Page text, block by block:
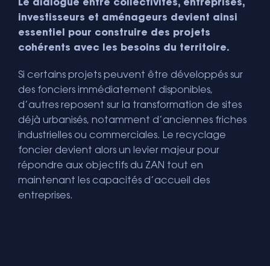
Le dialogue entre collectivités, entreprises,
investisseurs et aménageurs devient ainsi
essentiel pour construire des projets
cohérents avec les besoins du territoire.
Si certains projets peuvent être développés sur
des fonciers immédiatement disponibles,
d’autres reposent sur la transformation de sites
déjà urbanisés, notamment d’anciennes friches
industrielles ou commerciales. Le recyclage
foncier devient alors un levier majeur pour
répondre aux objectifs du ZAN tout en
maintenant les capacités d’accueil des
entreprises.